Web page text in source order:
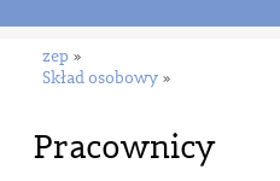
zep »
Skład osobowy »
Pracownicy